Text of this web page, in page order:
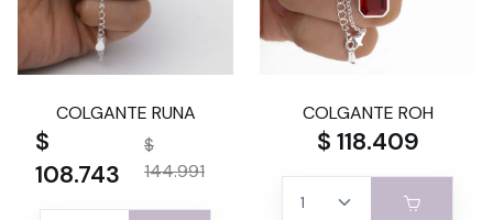
COLGANTE RUNA
$
108.743
$
144.991
COLGANTE ROH
$ 118.409